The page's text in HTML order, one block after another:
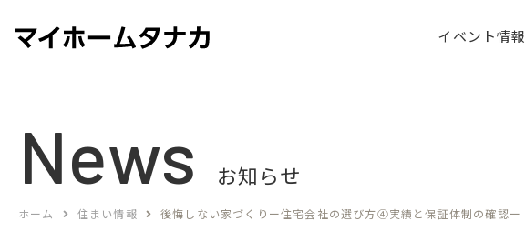
イベント情報
News お知らせ
ホーム 住まい情報 後悔しない家づくりー住宅会社の選び方④実績と保証体制の確認ー